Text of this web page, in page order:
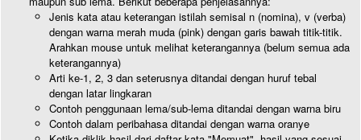
Jenis kata atau keterangan istilah semisal n (nomina), v (verba)
dengan warna merah muda (pink) dengan garis bawah titik-titik.
Arahkan mouse untuk melihat keterangannya (belum semua ada
keterangannya)
Arti ke-1, 2, 3 dan seterusnya ditandai dengan huruf tebal
dengan latar lingkaran
Contoh penggunaan lema/sub-lema ditandai dengan warna biru
Contoh dalam peribahasa ditandai dengan warna oranye